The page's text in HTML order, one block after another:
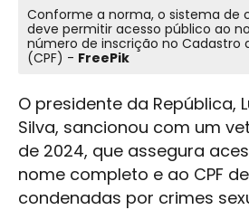
Conforme a norma, o sistema de
deve permitir acesso público ao
número de inscrição no Cadastro
(CPF) - FreePik
O presidente da República,
Silva, sancionou com um
de 2024, que assegura
nome completo e ao CPF
condenadas por crimes